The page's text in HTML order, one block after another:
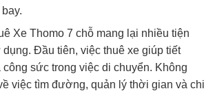
Xe Thomo 7 chỗ mang lại nhiều tiện
Đầu tiên, việc thuê xe giúp tiết
sức trong việc di chuyển. Không
việc tìm đường, quản lý thời gian và chi